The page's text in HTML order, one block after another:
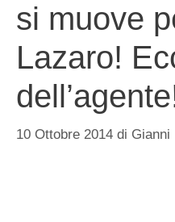
si muove
Lazaro!
10 Ottobre 2014 di Gianni